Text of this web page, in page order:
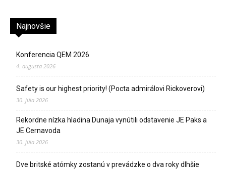
Najnovšie
Konferencia QEM 2026
4. augusta 2026
Safety is our highest priority! (Pocta admirálovi Rickoverovi)
30. júla 2026
Rekordne nízka hladina Dunaja vynútili odstavenie JE Paks a
JE Cernavoda
30. júla 2026
Dve britské atómky zostanú v prevádzke o dva roky dlhšie